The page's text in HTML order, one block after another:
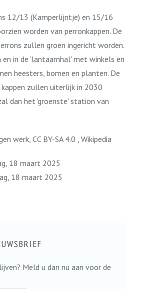
12/13 (Kamperlijntje) en 15/16
worden van perronkappen. De
zullen groen ingericht worden.
in de 'lantaarnhal' met winkels en
heesters, bomen en planten. De
zullen uiterlijk in 2030
dan het 'groenste' station van
werk, CC BY-SA 4.0 , Wikipedia
18 maart 2025
18 maart 2025
Meld u dan nu aan voor de